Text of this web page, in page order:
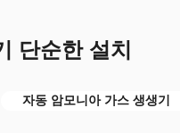
단순한 설치
자동 암모니아 가스 생생기